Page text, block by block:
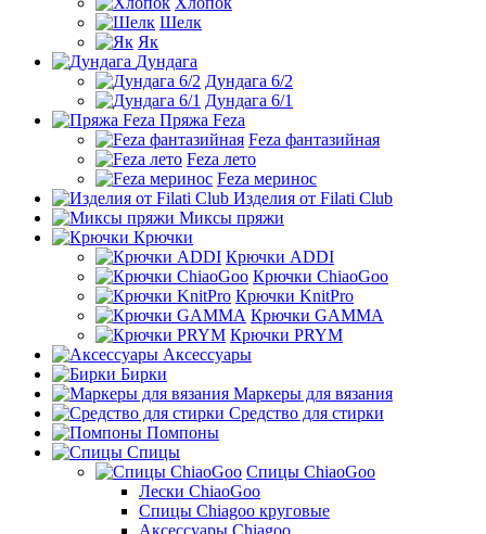
Шелк
Як
Дундага
Дундага 6/2
Дундага 6/1
Пряжа Feza
Feza фантазийная
Feza лето
Feza меринос
Изделия от Filati Club
Миксы пряжи
Крючки
Крючки ADDI
Крючки ChiaoGoo
Крючки KnitPro
Крючки GAMMA
Крючки PRYM
Аксессуары
Бирки
Маркеры для вязания
Средство для стирки
Помпоны
Спицы
Спицы ChiaoGoo
Лески ChiaoGoo
Cпицы Сhiagoo круговые